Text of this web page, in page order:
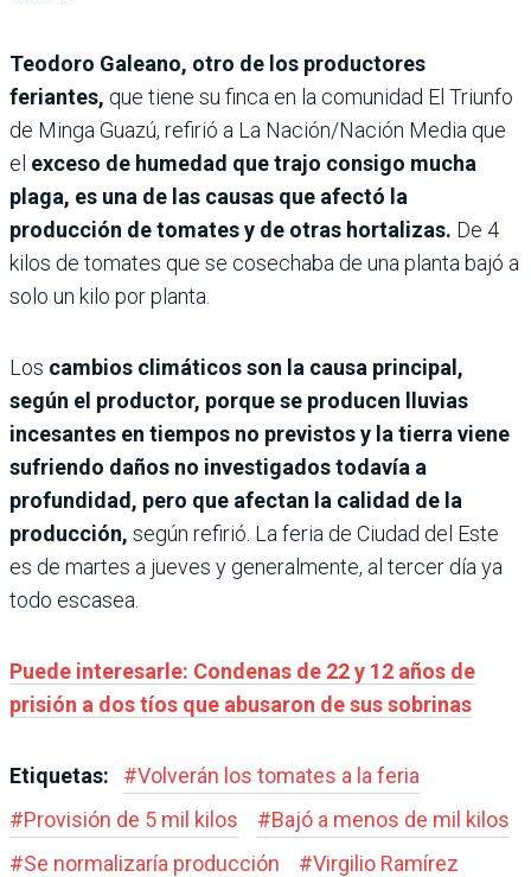
Teodoro Galeano, otro de los productores
feriantes, que tiene su finca en la comunidad El Triunfo
de Minga Guazú, refirió a La Nación/Nación Media que
el exceso de humedad que trajo consigo mucha
plaga, es una de las causas que afectó la
producción de tomates y de otras hortalizas. De 4
kilos de tomates que se cosechaba de una planta bajó a
solo un kilo por planta.
Los cambios climáticos son la causa principal,
según el productor, porque se producen lluvias
incesantes en tiempos no previstos y la tierra viene
sufriendo daños no investigados todavía a
profundidad, pero que afectan la calidad de la
producción, según refirió. La feria de Ciudad del Este
es de martes a jueves y generalmente, al tercer día ya
todo escasea.
Puede interesarle: Condenas de 22 y 12 años de
prisión a dos tíos que abusaron de sus sobrinas
Etiquetas: #Volverán los tomates a la feria
#Provisión de 5 mil kilos #Bajó a menos de mil kilos
#Se normalizaría producción #Virgilio Ramírez